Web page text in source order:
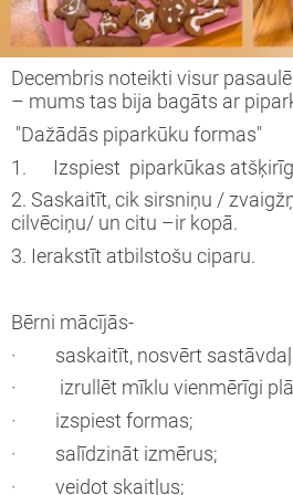
Decembris noteikti visur
– mums tas bija bagāts ar
"Dažādās piparkūku formas"
1. Izspiest piparkūkas
2. Saskaitīt, cik sirsniņu /
cilvēciņu/ un citu –ir kopā.
3. Ierakstīt atbilstošu ciparu.
Bērni mācījās-
· saskaitīt, nosvērt
· izrullēt mīklu vienmērīgi
· izspiest formas;
· salīdzināt izmērus;
· veidot skaitļus;